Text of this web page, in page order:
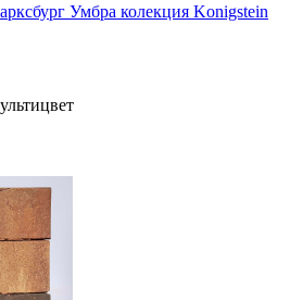
Умбра колекция Konigstein